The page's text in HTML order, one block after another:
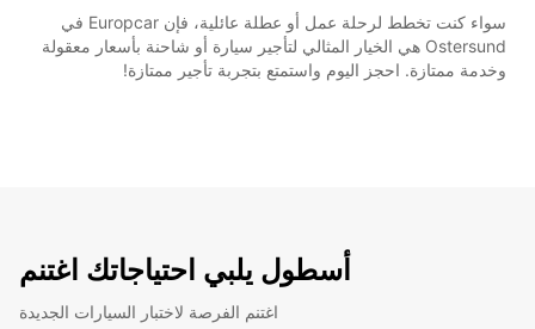
سواء كنت تخطط لرحلة عمل أو عطلة عائلية، فإن Europcar في
Ostersund هي الخيار المثالي لتأجير سيارة أو شاحنة بأسعار معقولة
وخدمة ممتازة. احجز اليوم واستمتع بتجربة تأجير ممتازة!
أسطول يلبي احتياجاتك اغتنم
اغتنم الفرصة لاختبار السيارات الجديدة